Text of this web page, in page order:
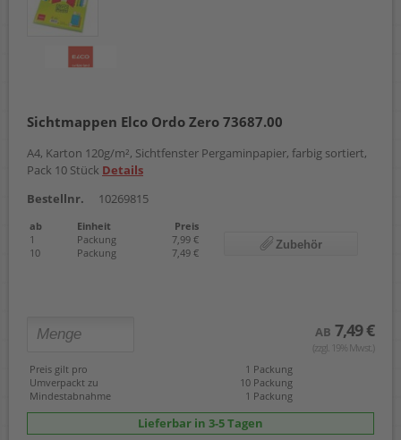
Sichtmappen Elco Ordo Zero 73687.00
A4, Karton 120g/m², Sichtfenster Pergaminpapier, farbig sortiert,
Pack 10 Stück Details
Bestellnr.
10269815
ab Einheit
Preis
1
Packung
7,99 €
10
Packung 7,49 €
Zubehör
AB 7,49 €
(zzgl. 19% Mwst.)
Preis gilt pro
1 Packung
Umverpackt zu
10 Packung
Mindestabnahme
1 Packung
Lieferbar in 3-5 Tagen